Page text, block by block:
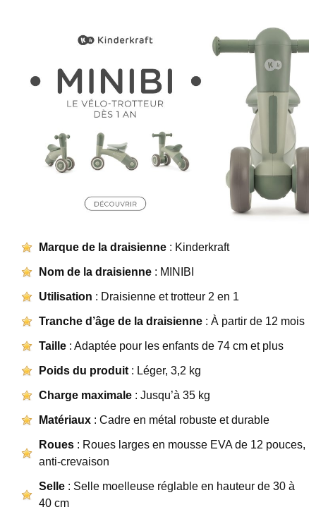
Marque de la draisienne : Kinderkraft
Nom de la draisienne : MINIBI
Utilisation : Draisienne et trotteur 2 en 1
Tranche d’âge de la draisienne : À partir de 12 mois
Taille : Adaptée pour les enfants de 74 cm et plus
Poids du produit : Léger, 3,2 kg
Charge maximale : Jusqu’à 35 kg
Matériaux : Cadre en métal robuste et durable
Roues : Roues larges en mousse EVA de 12 pouces,
anti-crevaison
Selle : Selle moelleuse réglable en hauteur de 30 à
40 cm